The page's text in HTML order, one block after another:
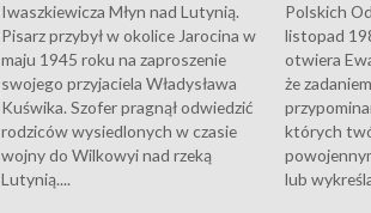
Iwaszkiewicza Młyn nad Lutynią.
Pisarz przybył w okolice Jarocina w
maju 1945 roku na zaproszenie
swojego przyjaciela Władysława
Kuświka. Szofer pragnął odwiedzić
rodziców wysiedlonych w czasie
wojny do Wilkowyi nad rzeką
Lutynią....
Polskich
listopad
otwiera
że
których
lub